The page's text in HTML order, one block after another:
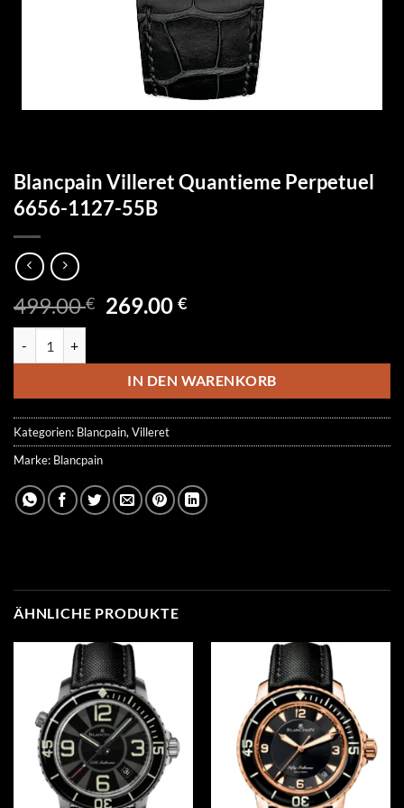
Blancpain Villeret Quantieme Perpetuel
6656-1127-55B
499.00€ Ursprünglicher
499.00 €
269.00€Aktueller
269.00 €.
IN DEN WARENKORB
Kategorien: Blancpain, Villeret
Marke: Blancpain
ÄHNLICHE PRODUKTE